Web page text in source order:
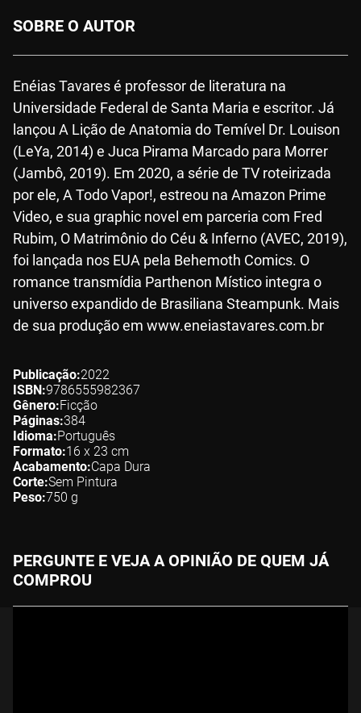
SOBRE O AUTOR
Enéias Tavares é professor de literatura na
Universidade Federal de Santa Maria e escritor. Já
lançou A Lição de Anatomia do Temível Dr. Louison
(LeYa, 2014) e Juca Pirama Marcado para Morrer
(Jambô, 2019). Em 2020, a série de TV roteirizada
por ele, A Todo Vapor!, estreou na Amazon Prime
Video, e sua graphic novel em parceria com Fred
Rubim, O Matrimônio do Céu & Inferno (AVEC, 2019),
foi lançada nos EUA pela Behemoth Comics. O
romance transmídia Parthenon Místico integra o
universo expandido de Brasiliana Steampunk. Mais
de sua produção em www.eneiastavares.com.br
Publicação 2022
ISBN 9786555982367
Gênero Ficção
Páginas 384
Idioma Português
Formato 16 x 23 cm
Acabamento Capa Dura
Corte Sem Pintura
Peso 750 g
PERGUNTE E VEJA A OPINIÃO DE QUEM JÁ
COMPROU